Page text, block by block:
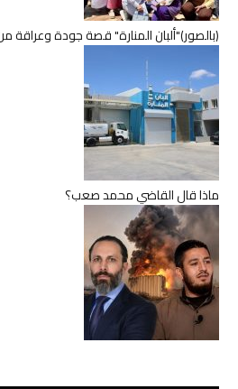
(بالصور)"ألبان المنارة" قصة جودة وعراقة
ماذا قال القاضي محمد صعب؟